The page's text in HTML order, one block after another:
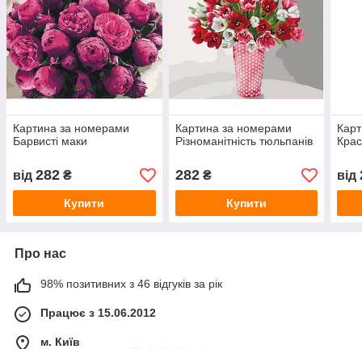
Картина за номерами
Барвисті маки
від 282 ₴
Купити
Картина за номерами
Різноманітність тюльпанів
282₴
Купити
від
Про нас
98% позитивних з 46 відгуків за рік
Працює з 15.06.2012
м. Київ